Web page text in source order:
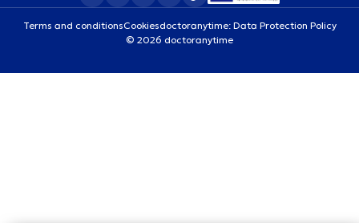
Terms and conditionsCookiesdoctoranytime: Data Protection Policy
© 2026 doctoranytime